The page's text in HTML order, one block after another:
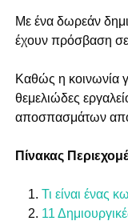
Με ένα δωρεάν
έχουν πρόσβαση
Καθώς η κοινωνία
θεμελιώδες
αποσπασμάτων
Πίνακας
Τι είναι ένας
11